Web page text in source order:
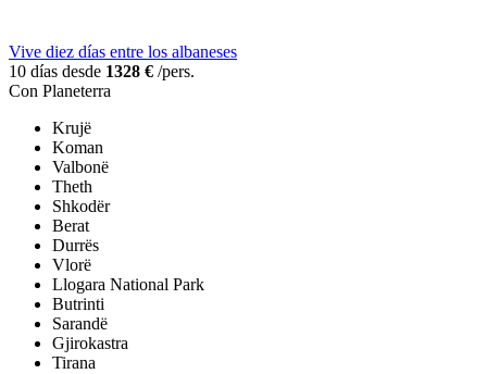
Vive diez días entre los albaneses
10 días desde 1328 € /pers.
Con Planeterra
Krujë
Koman
Valbonë
Theth
Shkodër
Berat
Durrës
Vlorë
Llogara National Park
Butrinti
Sarandë
Gjirokastra
Tirana